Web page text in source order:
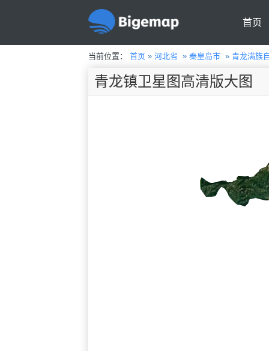
首页
当前位置： 首页» 河北省 » 秦皇岛市» 青龙满族
青龙镇卫星图高清版大图